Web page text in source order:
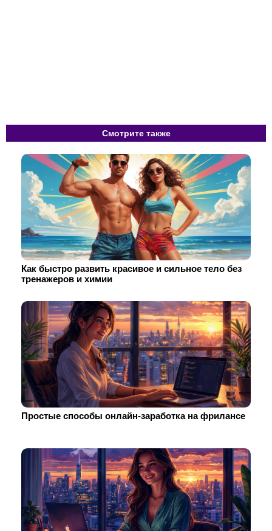
Смотрите также
Как быстро развить красивое и сильное тело без
тренажеров и химии
Простые способы онлайн-заработка на фрилансе